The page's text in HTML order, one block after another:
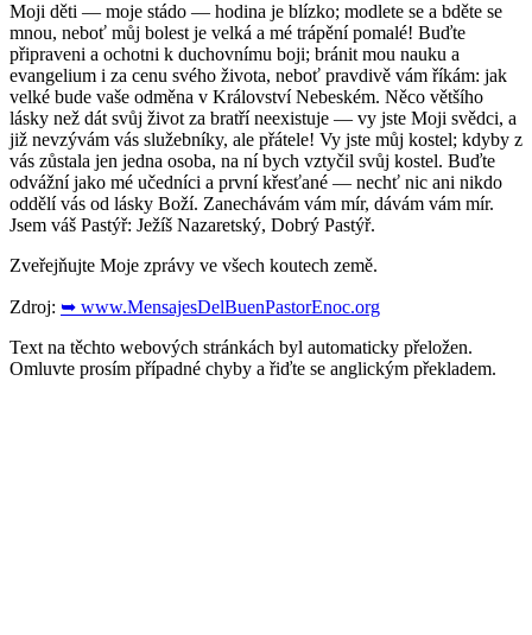
Moji děti — moje stádo — hodina je blízko; modlete se a bděte se
mnou, neboť můj bolest je velká a mé trápění pomalé! Buďte
připraveni a ochotni k duchovnímu boji; bránit mou nauku a
evangelium i za cenu svého života, neboť pravdivě vám říkám: jak
velké bude vaše odměna v Království Nebeském. Něco většího
lásky než dát svůj život za bratří neexistuje — vy jste Moji svědci, a
již nevzývám vás služebníky, ale přátele! Vy jste můj kostel; kdyby z
vás zůstala jen jedna osoba, na ní bych vztyčil svůj kostel. Buďte
odvážní jako mé učedníci a první křesťané — nechť nic ani nikdo
oddělí vás od lásky Boží. Zanechávám vám mír, dávám vám mír.
Jsem váš Pastýř: Ježíš Nazaretský, Dobrý Pastýř.
Zveřejňujte Moje zprávy ve všech koutech země.
Zdroj: ➥ www.MensajesDelBuenPastorEnoc.org
Text na těchto webových stránkách byl automaticky přeložen.
Omluvte prosím případné chyby a řiďte se anglickým překladem.